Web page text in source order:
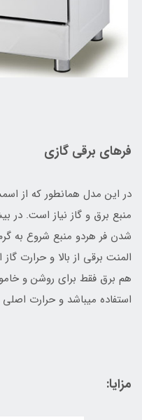
فرهای برقی گازی
در این مدل همانطور که از
منبع برق و گاز نیاز است.
شدن فر هردو منبع شروع به
المنت برقی از بالا و حرارت
هم برق فقط برای روشن و
استفاده میباشد و حرارت
مزایا: